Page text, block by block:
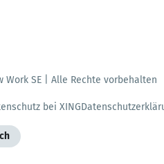
Work SE | Alle Rechte vorbehalten
bei XING